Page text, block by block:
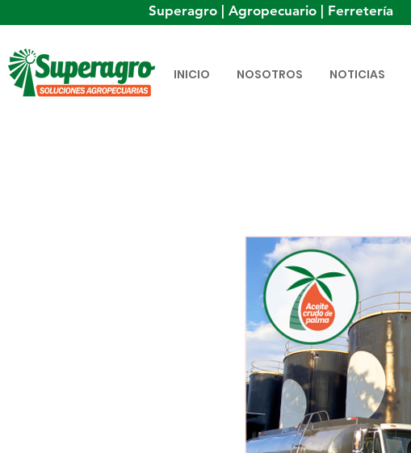
Superagro | Agropecuario | Ferretería
INICIO NOSOTROS NOTICIAS